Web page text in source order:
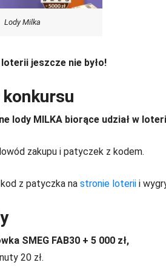
Lody Milka
jeszcze nie było!
lody MILKA biorące udział w
zakupu i patyczek z kodem.
z patyczka na stronie loterii i
SMEG FAB30 + 5 000 zł,
20 zł.